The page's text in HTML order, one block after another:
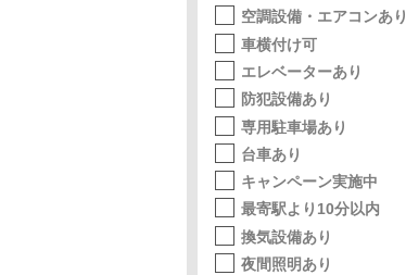
空調設備・エアコンあり
車横付け可
エレベーターあり
防犯設備あり
専用駐車場あり
台車あり
キャンペーン実施中
最寄駅より10分以内
換気設備あり
夜間照明あり